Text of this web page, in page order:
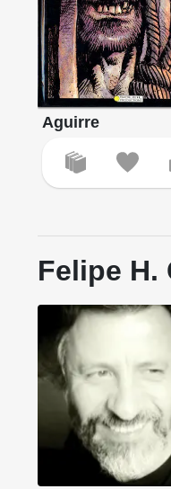
Aguirre
Felipe H.